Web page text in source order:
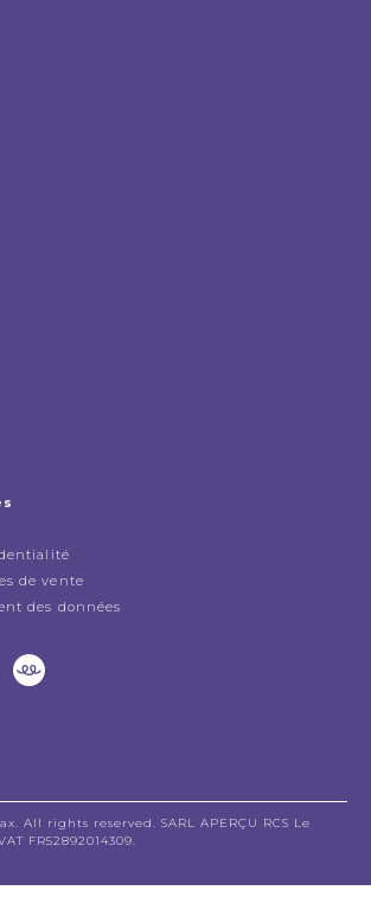
de vente
des données
All rights reserved. SARL APERÇU RCS Le
FR52892014309.